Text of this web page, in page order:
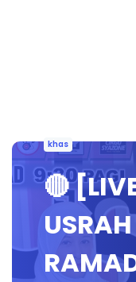
khas
🔴